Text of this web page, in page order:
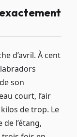
d’avril. À cent
son
court, l’air
de trop. Le
l’étang,